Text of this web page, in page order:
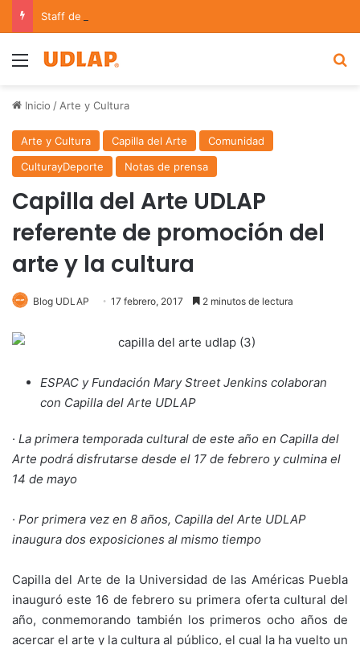
Menu
Inicio / Arte y Cultura
Arte y Cultura Capilla del Arte
Comunidad
CulturayDeporte
Notas de prensa
Capilla del Arte UDLAP
referente de promoción del
arte y la cultura
Blog UDLAP 17 febrero, 2017 2 minutos de lectura
ESPAC y Fundación Mary Street Jenkins colaboran
con Capilla del Arte UDLAP
· La primera temporada cultural de este año en Capilla del
Arte podrá disfrutarse desde el 17 de febrero y culmina el
14 de mayo
· Por primera vez en 8 años, Capilla del Arte UDLAP
inaugura dos exposiciones al mismo tiempo
Capilla del Arte de la Universidad de las Américas Puebla
inauguró este 16 de febrero su primera oferta cultural del
año, conmemorando también los primeros ocho años de
acercar el arte y la cultura al público, el cual la ha vuelto un